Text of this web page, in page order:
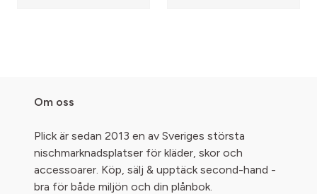
Om oss
Plick är sedan 2013 en av Sveriges största
nischmarknadsplatser för kläder, skor och
accessoarer. Köp, sälj & upptäck second-hand -
bra för både miljön och din plånbok.